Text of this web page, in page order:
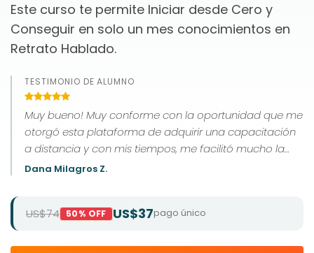
Este curso te permite Iniciar desde Cero y
Conseguir en solo un mes conocimientos en
Retrato Hablado.
TESTIMONIO DE ALUMNO
Muy bueno! Muy conforme con la oportunidad que me
otorgó esta plataforma de adquirir una capacitación
a distancia y con mis tiempos, me facilitó mucho la
forma de estudio, estoy muy agradecida!
Dana Milagros Z.
US$74 50% OFF US$37pago único